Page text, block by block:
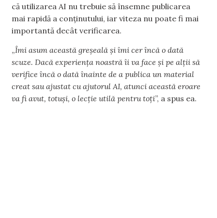
că utilizarea AI nu trebuie să însemne publicarea
mai rapidă a conținutului, iar viteza nu poate fi mai
importantă decât verificarea.
„Îmi asum această greșeală și îmi cer încă o dată
scuze. Dacă experiența noastră îi va face și pe alții să
verifice încă o dată înainte de a publica un material
creat sau ajustat cu ajutorul AI, atunci această eroare
va fi avut, totuși, o lecție utilă pentru toți”, a spus ea.